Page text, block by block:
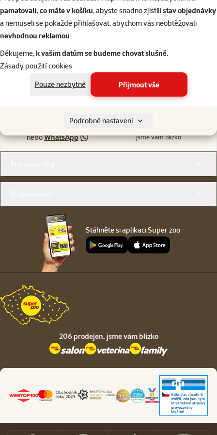
pamatovali, co máte v košíku, abyste snadno zjistilistav objednávky
a nemuseli se pokaždé přihlašovat, abychom vás neobtěžovali
nevhodnou reklamou.
Děkujeme,k vašim datům se budeme chovat slušně.
Zásady použití cookies
Pouze nezbytné
Přijmout vše
Podrobné nastavení
do košíku
Napište nám 321 000 180
Po–Pá 7:00 – 18:00
neboWhatsApp jsme vám blízko
Stáhněte si aplikaci Super zoo
206 prodejen, jsme vám blízko